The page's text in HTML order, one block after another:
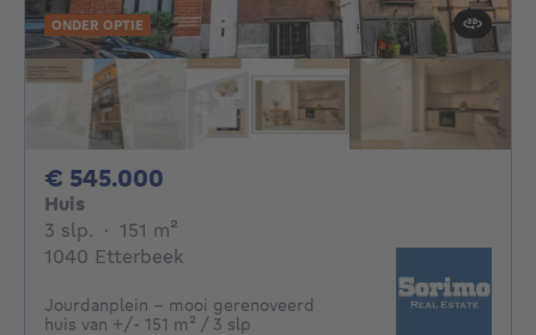
ONDER OPTIE
€ 545.000
Huis
3 slp. 3 slaapkamers
· 151 m²
1040 Etterbeek
Jourdanplein - mooi gerenoveerd
huis van +/- 151 m² / 3 slp